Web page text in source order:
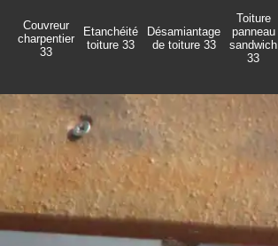
Couvreur
charpentier
33
Etanchéité
toiture 33
Désamiantage
de toiture 33
Toiture
panneau
sandwich
33